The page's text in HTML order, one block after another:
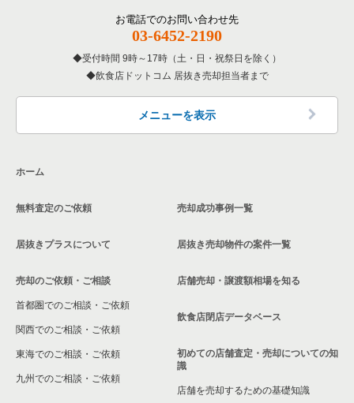
その他の居抜き売却物件の案件一覧
江戸川区の飲食店の居抜き売却物件の案件一覧
墨田区の飲食店の居抜き売却物件の案件一覧
品川区の飲食店の居抜き売却物件の案件一覧
中野区の飲食店の居抜き売却物件の案件一覧
東京23区の専門料理の居抜き売却物件の案件一覧
東京23区の和食の居抜き売却物件の案件一覧
東京23区の洋食の居抜き売却物件の案件一覧
お電話でのお問い合わせ先
03-6452-2190
受付時間 9時～17時（土・日・祝祭日を除く）
飲食店ドットコム 居抜き売却担当者まで
メニューを表示
ホーム
無料査定のご依頼
居抜きプラスについて
売却のご依頼・ご相談
首都圏でのご相談・ご依頼
関西でのご相談・ご依頼
東海でのご相談・ご依頼
九州でのご相談・ご依頼
売却成功事例一覧
居抜き売却物件の案件一覧
店舗売却・譲渡額相場を知る
飲食店閉店データベース
初めての店舗査定・売却についての知
識
店舗を売却するための基礎知識